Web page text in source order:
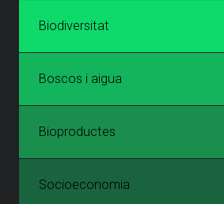
Biodiversitat
Boscos i aigua
Bioproductes
Socioeconomia